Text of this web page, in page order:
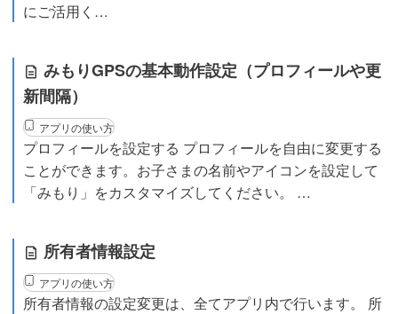
にご活用く…
みもりGPSの基本動作設定（プロフィールや更
新間隔）
アプリの使い方
プロフィールを設定する プロフィールを自由に変更する
ことができます。お子さまの名前やアイコンを設定して
「みもり」をカスタマイズしてください。 …
所有者情報設定
アプリの使い方
所有者情報の設定変更は、全てアプリ内で行います。 所